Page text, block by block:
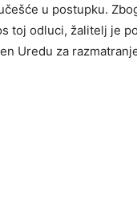
u postupku.
toj odluci, žalitelj je
Uredu za